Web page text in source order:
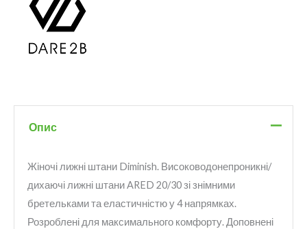
Опис
Жіночі лижні штани Diminish. Висоководонепроникні/
дихаючі лижні штани ARED 20/30 зі знімними
бретельками та еластичністю у 4 напрямках.
Розроблені для максимального комфорту. Доповнені